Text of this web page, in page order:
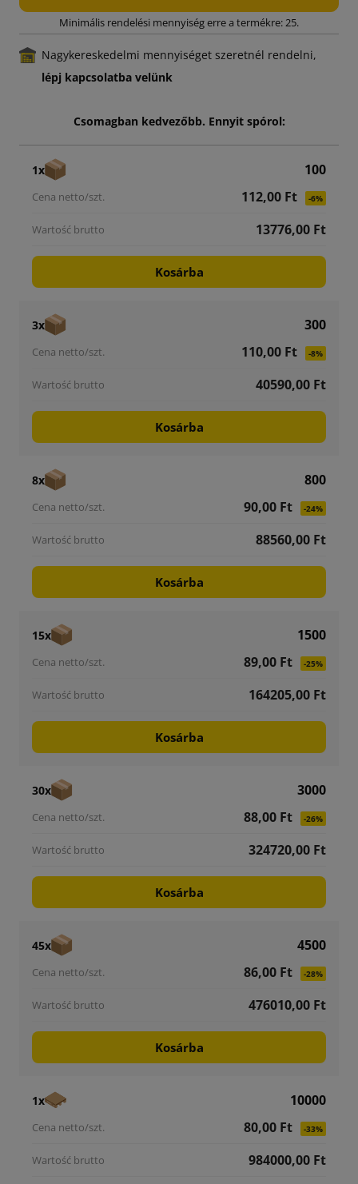
Minimális rendelési mennyiség erre a termékre: 25.
Nagykereskedelmi mennyiséget szeretnél rendelni,
lépj kapcsolatba velünk
Csomagban kedvezőbb. Ennyit spórol:
1x
100
112,00 Ft
-6%
13776,00 Ft
Kosárba
3x
300
110,00 Ft
-8%
40590,00 Ft
Kosárba
8x
800
90,00 Ft
-24%
88560,00 Ft
Kosárba
15x
1500
89,00 Ft
-25%
164205,00 Ft
Kosárba
30x
3000
88,00 Ft
-26%
324720,00 Ft
Kosárba
45x
4500
86,00 Ft
-28%
476010,00 Ft
Kosárba
1x
10000
80,00 Ft
-33%
984000,00 Ft